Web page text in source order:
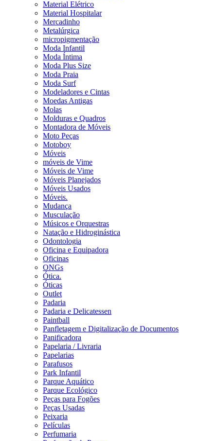
Material Elétrico
Material Hospitalar
Mercadinho
Metalúrgica
micropigmentação
Moda Infantil
Moda Íntima
Moda Plus Size
Moda Praia
Moda Surf
Modeladores e Cintas
Moedas Antigas
Molas
Molduras e Quadros
Montadora de Móveis
Moto Peças
Motoboy
Móveis
móveis de Vime
Móveis de Vime
Móveis Planejados
Móveis Usados
Móveis.
Mudança
Musculação
Músicos e Orquestras
Natação e Hidroginástica
Odontologia
Oficina e Equipadora
Oficinas
ONGs
Ótica.
Óticas
Outlet
Padaria
Padaria e Delicatessen
Paintball
Panfletagem e Digitalização de Documentos
Panificadora
Papelaria / Livraria
Papelarias
Parafusos
Park Infantil
Parque Aquático
Parque Ecológico
Peças para Fogões
Peças Usadas
Peixaria
Películas
Perfumaria